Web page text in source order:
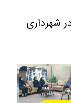
شهرداری